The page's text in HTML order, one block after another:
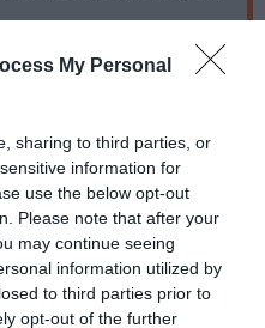
My Personal
sharing to third parties, or
information for
use the below opt-out
Please note that after your
may continue seeing
information utilized by
to third parties prior to
opt-out of the further
Μειωμένο 10 ευρώ
στοGoogle Newsκαι